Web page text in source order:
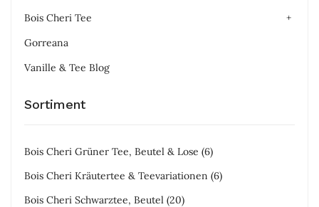
Bois Cheri Tee
Gorreana
Vanille & Tee Blog
Sortiment
Bois Cheri Grüner Tee, Beutel & Lose (6)
Bois Cheri Kräutertee & Teevariationen (6)
Bois Cheri Schwarztee, Beutel (20)